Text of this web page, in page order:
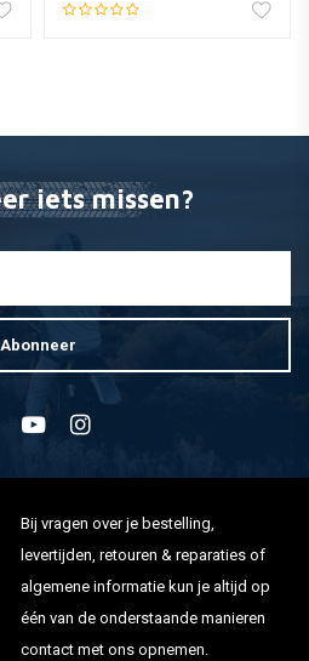
iets missen?
Abonneer
Bij vragen over je bestelling,
levertijden, retouren & reparaties of
algemene informatie kun je altijd op
één van de onderstaande manieren
contact met ons opnemen.